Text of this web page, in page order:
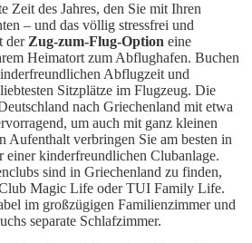
Zeit des Jahres, den Sie mit Ihren
– und das völlig stressfrei und
der Zug-zum-Flug-Option eine
Heimatort zum Abflughafen. Buchen
Abflugzeit und
Sitzplätze im Flugzeug. Die
nach Griechenland mit etwa
um auch mit ganz kleinen
Aufenthalt verbringen Sie am besten in
einer kinderfreundlichen Clubanlage.
sind in Griechenland zu finden,
Magic Life oder TUI Family Life.
im großzügigen Familienzimmer und
separate Schlafzimmer.